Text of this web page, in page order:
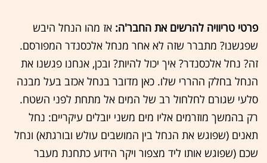
פרטי טריוויה להרשים את החבר'ה: אז מהו הנחל היבש
שפגשנו? מתברר שזה לא אחר מנחל אלכסנדר המפורסם.
זה? נחל אלכסנדר? איך יכול להיות? ובכן, אנחנו פגשנו את
הנחל בחלק ההררי שלו. כאן מדובר בנחל אכזב בעל מבנה
סלעי שגורם לחלחול רב של המים אל מתחת לפני השטח.
רק בהמשך מוזרמים אליו מים משני יובלים עיקריים: נחל
תאנים (שפוגש את הנחל בין המושבים עולש ובורגתא) ונחל
שכם (שפוגש אותו ליד מצפור ויקר הידוע כתחנת מעבר